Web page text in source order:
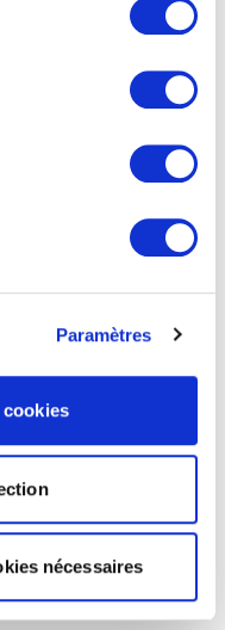
Paramètres
nécessaires